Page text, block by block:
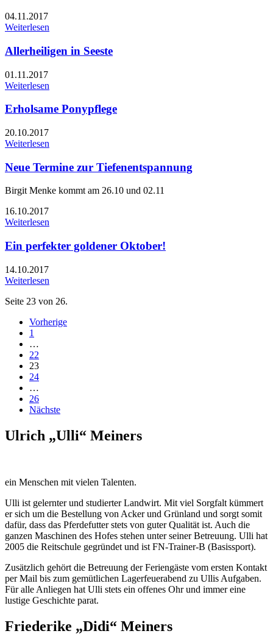
04.11.2017
Weiterlesen
Allerheiligen in Seeste
01.11.2017
Weiterlesen
Erholsame Ponypflege
20.10.2017
Weiterlesen
Neue Termine zur Tiefenentspannung
Birgit Menke kommt am 26.10 und 02.11
16.10.2017
Weiterlesen
Ein perfekter goldener Oktober!
14.10.2017
Weiterlesen
Seite 23 von 26.
Vorherige
1
…
22
23
24
…
26
Nächste
Ulrich „Ulli“ Meiners
ein Menschen mit vielen Talenten.
Ulli ist gelernter und studierter Landwirt. Mit viel Sorgfalt kümmert
er sich um die Bestellung von Acker und Grünland und sorgt somit
dafür, dass das Pferdefutter stets von guter Qualität ist. Auch die
ganzen Maschinen des Hofes stehen unter seiner Betreuung. Ulli hat
2005 die Reitschule gegründet und ist FN-Trainer-B (Basissport).
Zusätzlich gehört die Betreuung der Feriengäste vom ersten Kontakt
per Mail bis zum gemütlichen Lagerfeuerabend zu Ullis Aufgaben.
Für alle Anliegen hat Ulli stets ein offenes Ohr und immer eine
lustige Geschichte parat.
Friederike „Didi“ Meiners